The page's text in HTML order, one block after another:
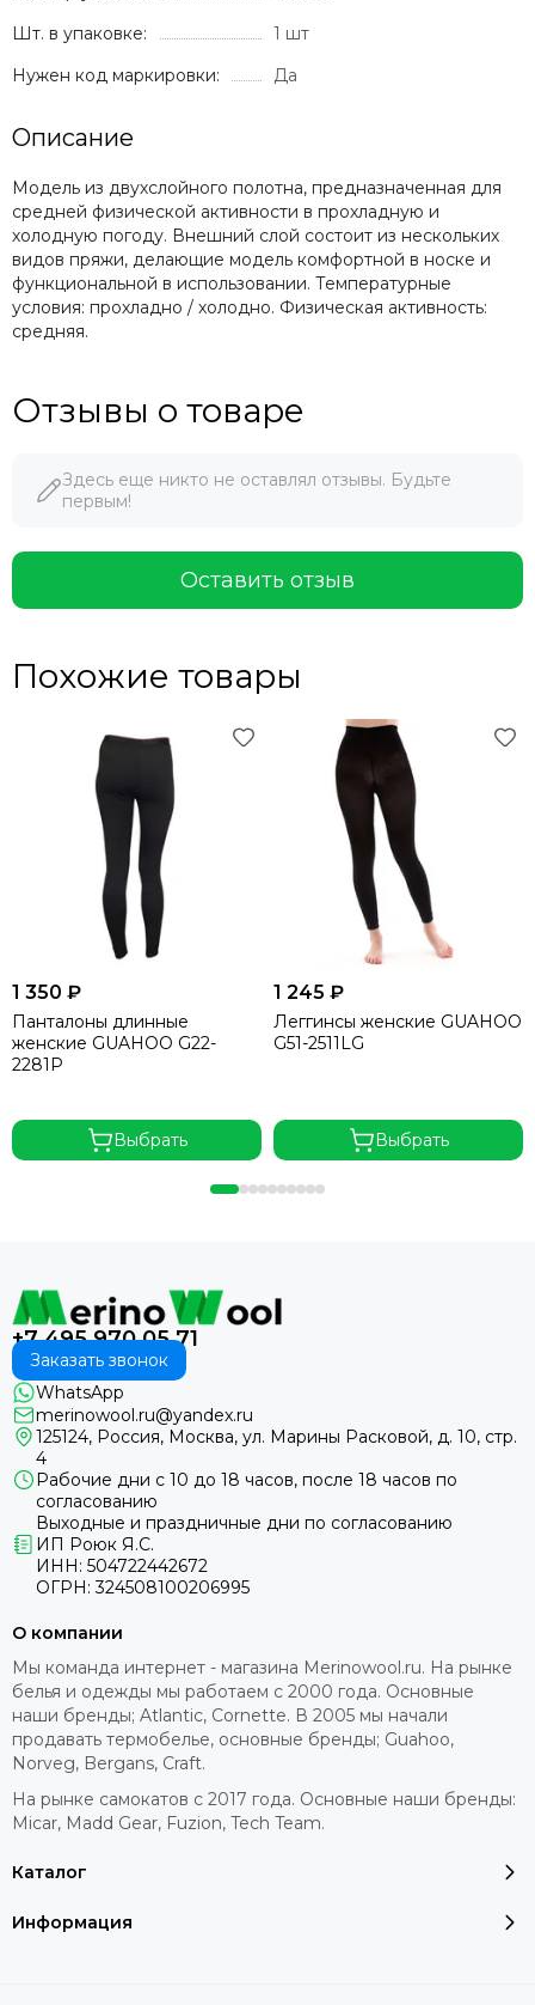
Шт. в упаковке:
1 шт
Нужен код маркировки:
Да
Описание
Модель из двухслойного полотна, предназначенная для
средней физической активности в прохладную и
холодную погоду. Внешний слой состоит из нескольких
видов пряжи, делающие модель комфортной в носке и
функциональной в использовании. Температурные
условия: прохладно / холодно. Физическая активность:
средняя.
Отзывы о товаре
Здесь еще никто не оставлял отзывы. Будьте
первым!
Оставить отзыв
Похожие товары
1 350 ₽
Панталоны длинные
женские GUAHOO G22-
2281P
Выбрать
1 245 ₽
Леггинсы женские GUAHOO
G51-2511LG
Выбрать
+7 495 970 05 71
Заказать звонок
WhatsApp
merinowool.ru@yandex.ru
125124, Россия, Москва, ул. Марины Расковой, д. 10, стр.
4
Рабочие дни с 10 до 18 часов, после 18 часов по
согласованию
Выходные и праздничные дни по согласованию
ИП Роюк Я.С.
ИНН: 504722442672
ОГРН: 324508100206995
Каталог
Информация
О компании
Мы команда интернет - магазина Merinowool.ru. На рынке
белья и одежды мы работаем с 2000 года. Основные
наши бренды; Atlantic, Cornette. В 2005 мы начали
продавать термобелье, основные бренды; Guahoo,
Norveg, Bergans, Craft.
На рынке самокатов с 2017 года. Основные наши бренды:
Micar, Madd Gear, Fuzion, Tech Team.